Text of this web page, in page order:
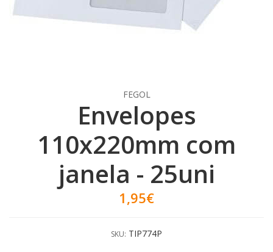
FEGOL
Envelopes
110x220mm com
janela - 25uni
1,95€
SKU: TIP774P